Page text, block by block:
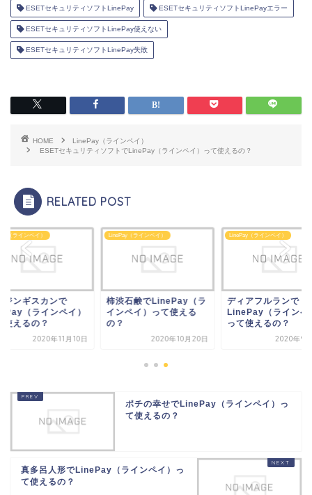
ESETセキュリティソフトLinePay ESETセキュリティソフトLinePayエラー
ESETセキュリティソフトLinePay使えない
ESETセキュリティソフトLinePay失敗
HOME
LinePay（ラインペイ）
ESETセキュリティソフトでLinePay（ラインペイ）って使えるの？
RELATED POST
（ラインペイ）
ジンギスカンで
（ラインペイ）
使えるの？
2020年11月10日
LinePay（ラインペイ）
柿渋石鹸でLinePay（ラ
インペイ）って使える
の？
2020年10月20日
LinePay（ラインペイ）
ディアフルランで
LinePay（ラインペ
って使えるの？
2020年9
ポチの幸せでLinePay（ラインペイ）っ
て使えるの？
真多呂人形でLinePay（ラインペイ）っ
て使えるの？